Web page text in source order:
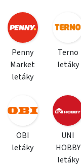
Penny
Market
letáky
Terno
letáky
OBI
letáky
UNI
HOBBY
letáky